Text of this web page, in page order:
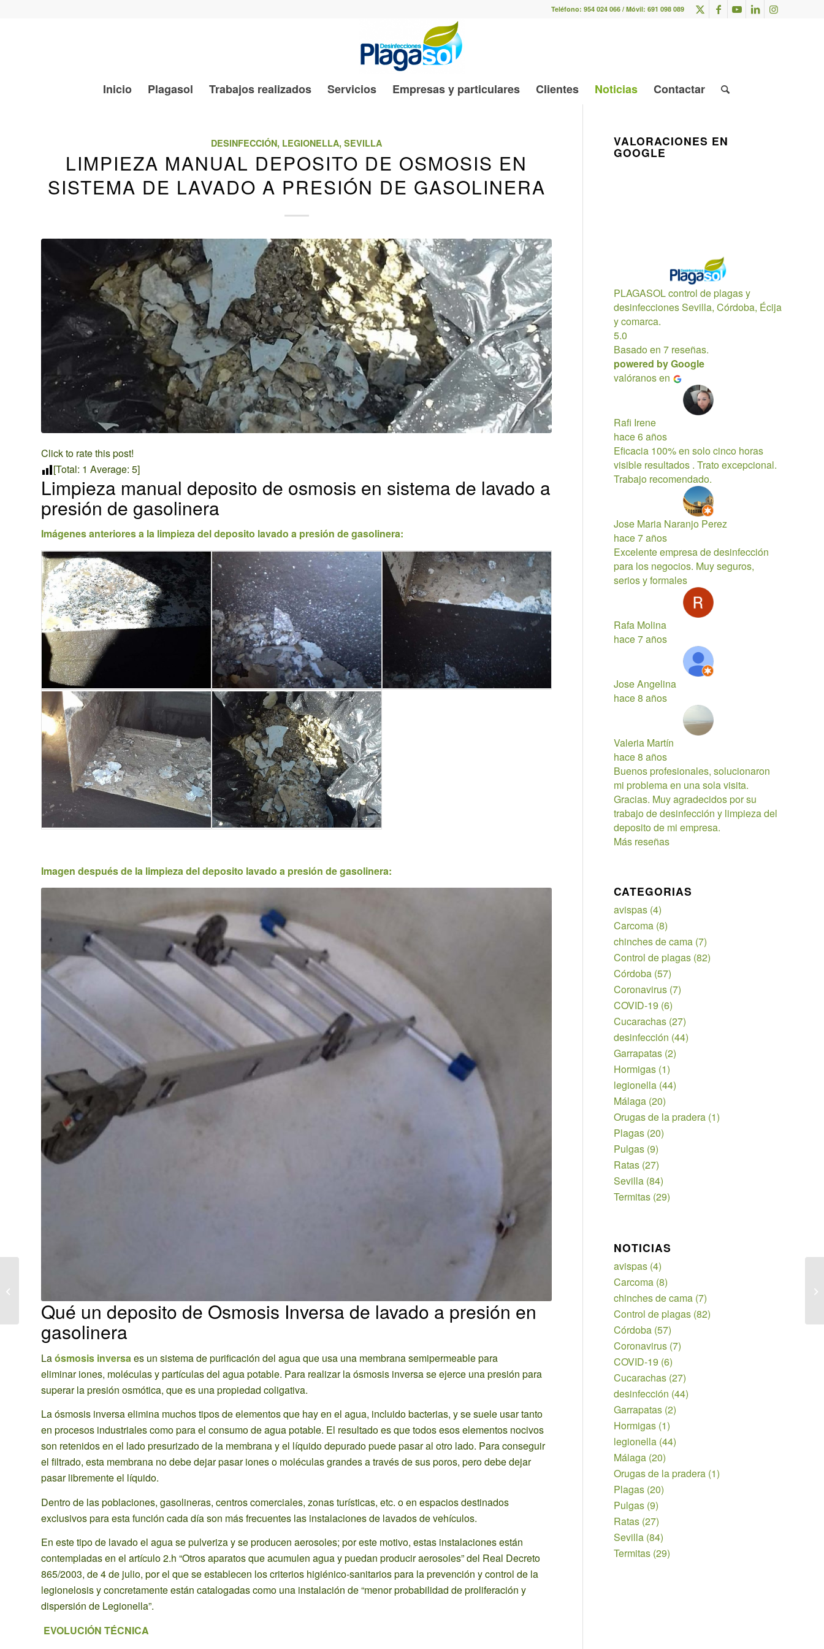
Teléfono: 954 024 066 / Móvil: 691 098 089
Inicio Plagasol Trabajos realizados Servicios Empresas y particulares Clientes Noticias Contactar
DESINFECCIÓN, LEGIONELLA,SEVILLA
LIMPIEZA MANUAL DEPOSITO DE OSMOSIS EN
SISTEMA DE LAVADO A PRESIÓN DE GASOLINERA
Click to rate this post!
[Total: 1 Average: 5]
Limpieza manual deposito de osmosis en sistema de lavado a
presión de gasolinera
Imágenes anteriores a la limpieza del deposito lavado a presión de gasolinera:
Imagen después de la limpieza del deposito lavado a presión de gasolinera:
Qué un deposito de Osmosis Inversa de lavado a presión en
gasolinera
Laósmosis inversaes un sistema de purificación del agua que usa una membrana semipermeable para
eliminar iones, moléculas y partículas del agua potable. Para realizar la ósmosis inversa se ejerce una presión para
superar la presión osmótica, que es una propiedad coligativa.
La ósmosis inversa elimina muchos tipos de elementos que hay en el agua, incluido bacterias, y se suele usar tanto
en procesos industriales como para el consumo de agua potable. El resultado es que todos esos elementos nocivos
son retenidos en el lado presurizado de la membrana y el líquido depurado puede pasar al otro lado. Para conseguir
el filtrado, esta membrana no debe dejar pasar iones o moléculas grandes a través de sus poros, pero debe dejar
pasar libremente el líquido.
Dentro de las poblaciones, gasolineras, centros comerciales, zonas turísticas, etc. o en espacios destinados
exclusivos para esta función cada día son más frecuentes las instalaciones de lavados de vehículos.
En este tipo de lavado el agua se pulveriza y se producen aerosoles; por este motivo, estas instalaciones están
contempladas en el artículo 2.h “Otros aparatos que acumulen agua y puedan producir aerosoles” del Real Decreto
865/2003, de 4 de julio, por el que se establecen los criterios higiénico-sanitarios para la prevención y control de la
legionelosis y concretamente están catalogadas como una instalación de “menor probabilidad de proliferación y
dispersión de Legionella”.
EVOLUCIÓN TÉCNICA
VALORACIONES EN
GOOGLE
PLAGASOL control de plagas y
desinfecciones Sevilla, Córdoba, Écija
y comarca.
5.0
Basado en 7 reseñas.
powered byGoogle
valóranos en
Rafi Irene
hace 6 años
Eficacia 100% en solo cinco horas
visible resultados . Trato excepcional.
Trabajo recomendado.
Jose Maria Naranjo Perez
hace 7 años
Excelente empresa de desinfección
para los negocios. Muy seguros,
serios y formales
Rafa Molina
hace 7 años
Jose Angelina
hace 8 años
Valeria Martín
hace 8 años
Buenos profesionales, solucionaron
mi problema en una sola visita.
Gracias. Muy agradecidos por su
trabajo de desinfección y limpieza del
deposito de mi empresa.
Más reseñas
CATEGORIAS
avispas (4)
Carcoma (8)
chinches de cama (7)
Control de plagas (82)
Córdoba (57)
Coronavirus (7)
COVID-19 (6)
Cucarachas (27)
desinfección (44)
Garrapatas (2)
Hormigas (1)
legionella (44)
Málaga (20)
Orugas de la pradera (1)
Plagas (20)
Pulgas (9)
Ratas (27)
Sevilla (84)
Termitas (29)
NOTICIAS
avispas (4)
Carcoma (8)
chinches de cama (7)
Control de plagas (82)
Córdoba (57)
Coronavirus (7)
COVID-19 (6)
Cucarachas (27)
desinfección (44)
Garrapatas (2)
Hormigas (1)
legionella (44)
Málaga (20)
Orugas de la pradera (1)
Plagas (20)
Pulgas (9)
Ratas (27)
Sevilla (84)
Termitas (29)
inyección en casa de
Alcolea del...